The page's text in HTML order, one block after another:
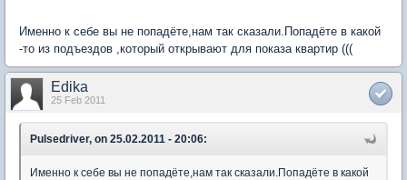
Именно к себе вы не попадёте,нам так сказали.Попадёте в какой
-то из подъездов ,который открывают для показа квартир (((
Edika
25 Feb 2011
Pulsedriver, on 25.02.2011 - 20:06:
Именно к себе вы не попадёте,нам так сказали.Попадёте в какой